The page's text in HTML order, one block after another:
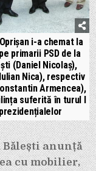
Oprișan i-a chemat la
primarii PSD de la
(Daniel Nicolaș),
Nica), respectiv
Armencea),
suferită în turul I
Bălești anunță
cu mobilier,